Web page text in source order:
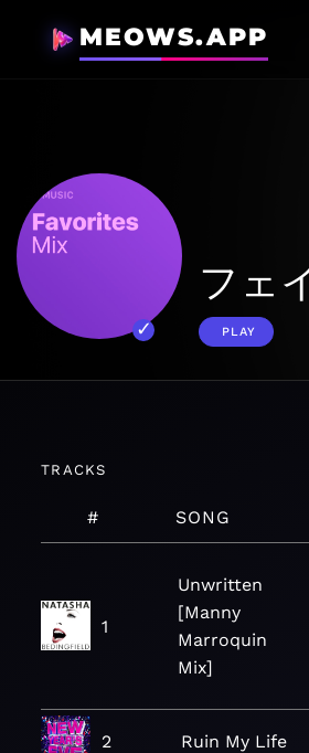
MEOWS.APP
フェ
PLAY
TRACKS
# SONG
1
Unwritten
[Manny
Marroquin
Mix]
2 Ruin My Life